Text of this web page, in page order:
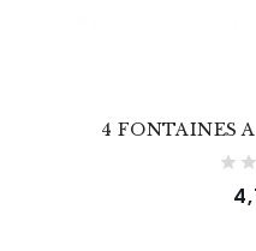
4 FONTAINES